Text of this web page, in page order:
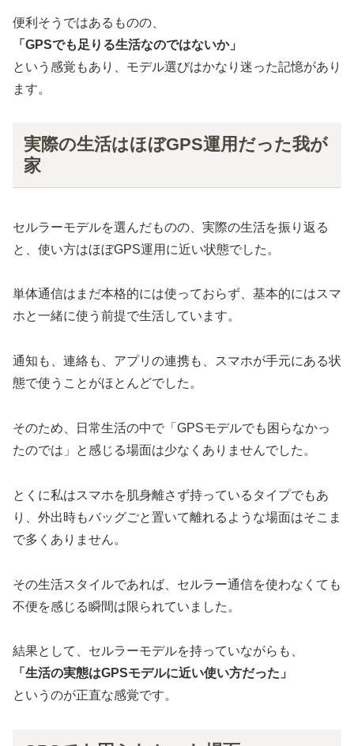
便利そうではあるものの、
「GPSでも足りる生活なのではないか」
という感覚もあり、モデル選びはかなり迷った記憶があり
ます。
実際の生活はほぼGPS運用だった我が
家
セルラーモデルを選んだものの、実際の生活を振り返る
と、使い方はほぼGPS運用に近い状態でした。
単体通信はまだ本格的には使っておらず、基本的にはスマ
ホと一緒に使う前提で生活しています。
通知も、連絡も、アプリの連携も、スマホが手元にある状
態で使うことがほとんどでした。
そのため、日常生活の中で「GPSモデルでも困らなかっ
たのでは」と感じる場面は少なくありませんでした。
とくに私はスマホを肌身離さず持っているタイプでもあ
り、外出時もバッグごと置いて離れるような場面はそこま
で多くありません。
その生活スタイルであれば、セルラー通信を使わなくても
不便を感じる瞬間は限られていました。
結果として、セルラーモデルを持っていながらも、
「生活の実態はGPSモデルに近い使い方だった」
というのが正直な感覚です。